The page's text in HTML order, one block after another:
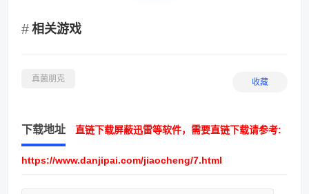
相关游戏
真菌朋克 收藏
下载地址 直链下载屏蔽迅雷等软件，需要直链下载请参考:
https://www.danjipai.com/jiaocheng/7.html